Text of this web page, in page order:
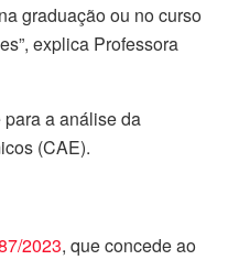
graduação ou no curso
explica Professora
a análise da
(CAE).
2023, que concede ao